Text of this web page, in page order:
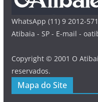
WhatsApp (11) 9 2012-
Atibaia - SP - E-mail -
Copyright © 2001 O
reservados.
Mapa do Site